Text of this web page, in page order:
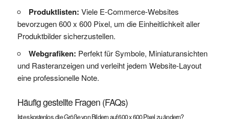
Produktlisten: Viele E-Commerce-Websites
bevorzugen 600 x 600 Pixel, um die Einheitlichkeit aller
Produktbilder sicherzustellen.
Webgrafiken: Perfekt für Symbole, Miniaturansichten
und Rasteranzeigen und verleiht jedem Website-Layout
eine professionelle Note.
Häufig gestellte Fragen (FAQs)
Ist es kostenlos, die Größe von Bildern auf 600 x 600 Pixel zu ändern?